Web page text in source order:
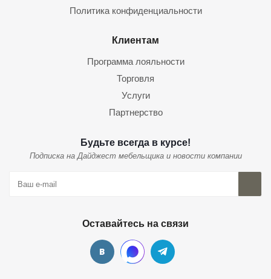
Политика конфиденциальности
Клиентам
Программа лояльности
Торговля
Услуги
Партнерство
Будьте всегда в курсе!
Подписка на Дайджест мебельщика и новости компании
Оставайтесь на связи